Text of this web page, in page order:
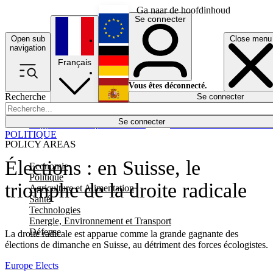
Ga naar de hoofdinhoud
Open sub
navigation
Close menu
Recherche
Se connecter
POLICY AREAS
Economie
Politique
Agriculture et Alimentation
Santé
Technologies
Energie, Environnement et Transport
Défense
Économie
Français
English
Deutsch
Español
Se connecter
Vous êtes déconnecté.
Se connecter
Élections : en Suisse, le
triomphe de la droite radicale
La droite radicale est apparue comme la grande gagnante des
élections de dimanche en Suisse, au détriment des forces écologistes.
POLITIQUE
Europe Elects